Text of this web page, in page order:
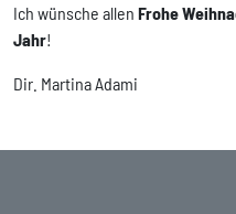
Ich wünsche allen Frohe
Jahr!
Dir. Martina Adami